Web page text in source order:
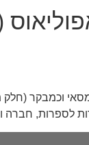
רבות, כמסאי